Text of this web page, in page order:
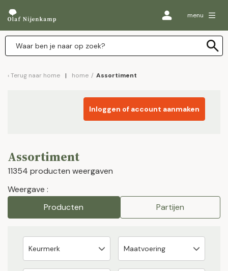
menu
Terug naar home home / Assortiment
Inloggen of account aanmaken
Assortiment
11354 producten weergaven
Weergave :
Producten
Partijen